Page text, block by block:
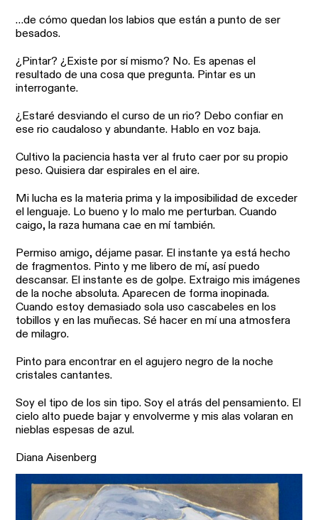
…de cómo quedan los labios que están a punto de ser
besados.
¿Pintar? ¿Existe por sí mismo? No. Es apenas el
resultado de una cosa que pregunta. Pintar es un
interrogante.
¿Estaré desviando el curso de un rio? Debo confiar en
ese rio caudaloso y abundante. Hablo en voz baja.
Cultivo la paciencia hasta ver al fruto caer por su propio
peso. Quisiera dar espirales en el aire.
Mi lucha es la materia prima y la imposibilidad de exceder
el lenguaje. Lo bueno y lo malo me perturban. Cuando
caigo, la raza humana cae en mí también.
Permiso amigo, déjame pasar. El instante ya está hecho
de fragmentos. Pinto y me libero de mí, así puedo
descansar. El instante es de golpe. Extraigo mis imágenes
de la noche absoluta. Aparecen de forma inopinada.
Cuando estoy demasiado sola uso cascabeles en los
tobillos y en las muñecas. Sé hacer en mí una atmosfera
de milagro.
Pinto para encontrar en el agujero negro de la noche
cristales cantantes.
Soy el tipo de los sin tipo. Soy el atrás del pensamiento. El
cielo alto puede bajar y envolverme y mis alas volaran en
nieblas espesas de azul.
Diana Aisenberg